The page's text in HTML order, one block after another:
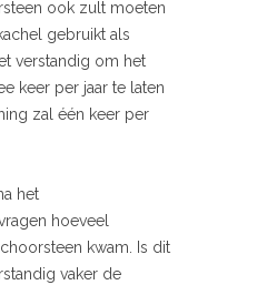
ook zult moeten
gebruikt als
verstandig om het
keer per jaar te laten
zal één keer per
het
hoeveel
kwam. Is dit
vaker de